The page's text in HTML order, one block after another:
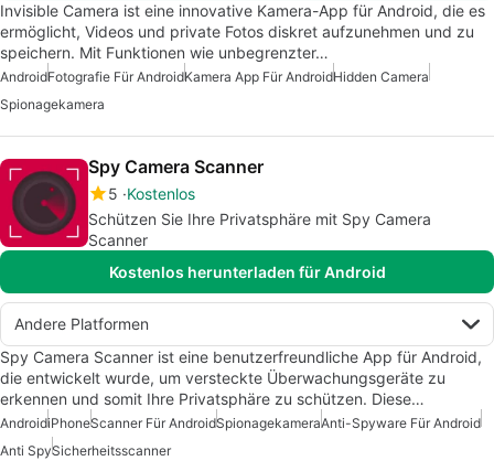
Invisible Camera ist eine innovative Kamera-App für Android, die es
ermöglicht, Videos und private Fotos diskret aufzunehmen und zu
speichern. Mit Funktionen wie unbegrenzter…
AndroidFotografie Für AndroidKamera App Für AndroidHidden Camera
Spionagekamera
Spy Camera Scanner
5 Kostenlos
Schützen Sie Ihre Privatsphäre mit Spy Camera
Scanner
Kostenlos herunterladen für Android
Andere Platformen
Spy Camera Scanner ist eine benutzerfreundliche App für Android,
die entwickelt wurde, um versteckte Überwachungsgeräte zu
erkennen und somit Ihre Privatsphäre zu schützen. Diese…
AndroidiPhoneScanner Für AndroidSpionagekameraAnti-Spyware Für Android
Anti SpySicherheitsscanner